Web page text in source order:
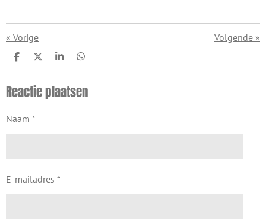
« Vorige Volgende »
D
e
n
D
l
S
r
e
D
e
n
Reactie plaatsen
Naam *
E-mailadres *